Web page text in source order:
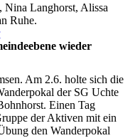
Nina Langhorst, Alissa
Ruhe.
wieder
Am 2.6. holte sich die
der SG Uchte
Einen Tag
der Aktiven mit ein
den Wanderpokal